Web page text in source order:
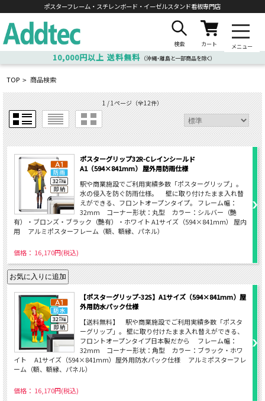
ポスターフレーム・スチレンボード・ イーゼルスタンド看板専門店
検索 カート メニュー
10,000円以上 送料無料 （沖縄・離島と一部商品を除く）
TOP > 商品検索
1 / 1ページ（全12件）
ポスターグリップ32R-Cレインシールド
A1（594×841mm） 屋外用防雨仕様
駅や商業施設でご利用実績多数「ポスターグリップ」。
水の侵入を防ぐ防雨仕様。 壁に取り付けたまま入れ替
えができる、フロントオープンタイプ。 フレーム幅：
32mm コーナー形状：丸型 カラー：シルバー（艶
有）・ブロンズ・ブラック（艶有）・ホワイト A1サイズ（594×841ｍｍ） 屋内
用 アルミポスターフレーム（額、額縁、パネル）
価格： 16,170円(税込)
【ポスターグリップ-32S】A1サイズ（594×841mm）屋
外用防水パック仕様
【送料無料】 駅や商業施設でご利用実績多数「ポスタ
ーグリップ」。 壁に取り付けたまま入れ替えができる、
フロントオープンタイプ日本製だから フレーム幅：
32mm コーナー形状：角型 カラー：ブラック・ホワ
イト A1サイズ（594×841ｍｍ）屋外用防水パック仕様 アルミポスターフレ
ーム（額、額縁、パネル）
価格： 16,170円(税込)